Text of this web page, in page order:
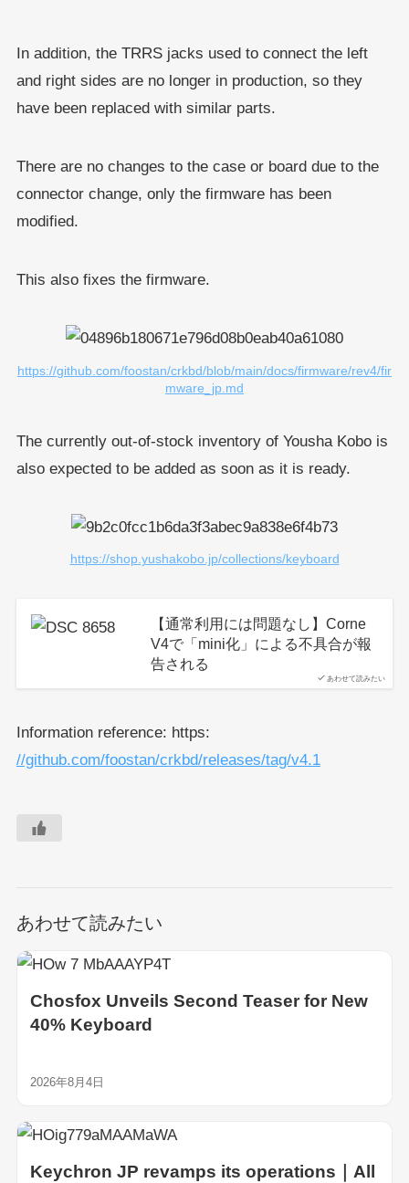
In addition, the TRRS jacks used to connect the left
and right sides are no longer in production, so they
have been replaced with similar parts.
There are no changes to the case or board due to the
connector change, only the firmware has been
modified.
This also fixes the firmware.
https://github.com/foostan/crkbd/blob/main/docs/firmware/rev4/fir
mware_jp.md
The currently out-of-stock inventory of Yousha Kobo is
also expected to be added as soon as it is ready.
https://shop.yushakobo.jp/collections/keyboard
あわせて読みたい
【通常利用には問題なし】Corne
V4で「mini化」による不具合が報
告される
Information reference: https:
//github.com/foostan/crkbd/releases/tag/v4.1
あわせて読みたい
Chosfox Unveils Second Teaser for New
40% Keyboard
2026年8月4日
Keychron JP revamps its operations｜All